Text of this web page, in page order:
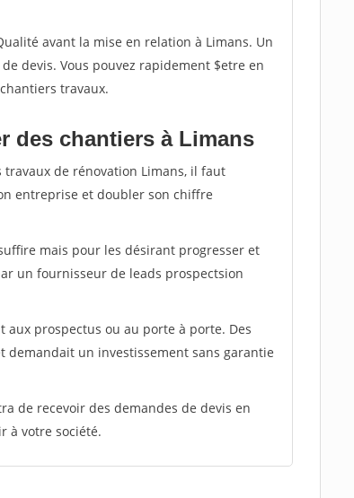
avant la mise en relation à Limans. Un
devis. Vous pouvez rapidement $etre en
travaux.
des chantiers à Limans
de rénovation Limans, il faut
entreprise et doubler son chiffre
mais pour les désirant progresser et
un fournisseur de leads prospectsion
prospectus ou au porte à porte. Des
un investissement sans garantie
de recevoir des demandes de devis en
à votre société.